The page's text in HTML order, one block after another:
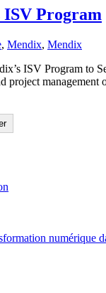
ISV Program
, Mendix, Mendix
ISV Program to
project management
numérique